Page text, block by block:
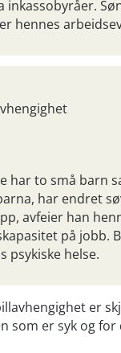
hennes
har to små barn
har endret
avfeier han
på jobb.
psykiske helse.
er
som er syk og